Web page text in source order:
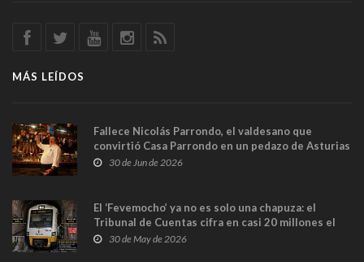
MÁS LEÍDOS
Fallece Nicolás Parrondo, el valdesano que
convirtió Casa Parrondo en un pedazo de Asturias
en Madrid
30 de Jun de 2026
El ‘Fevemocho’ ya no es solo una chapuza: el
Tribunal de Cuentas cifra en casi 20 millones el
sobrecoste de los trenes que no cabían por los
30 de May de 2026